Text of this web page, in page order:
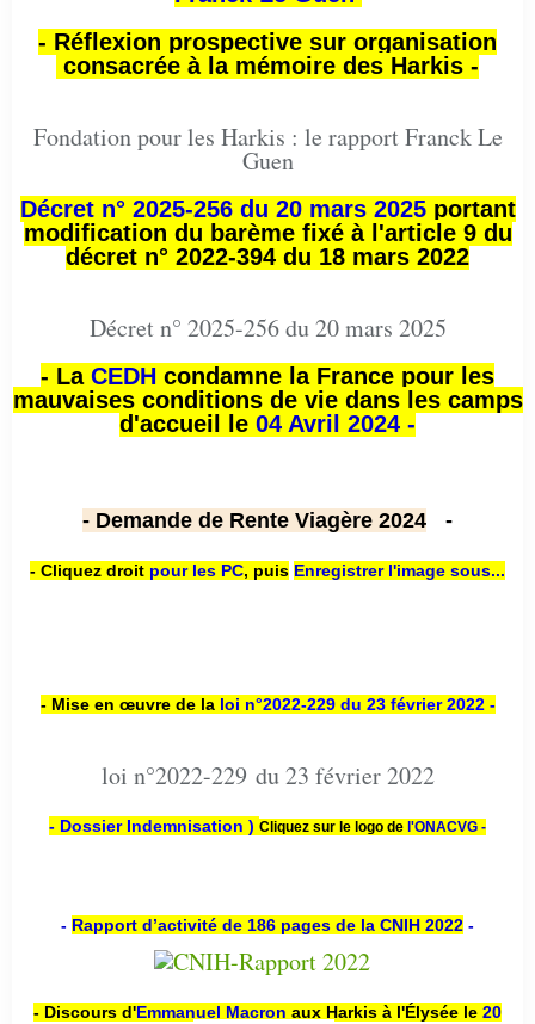
- Réflexion prospective sur organisation
consacrée à la mémoire des Harkis -
Fondation pour les Harkis : le rapport Franck Le
Guen
Décret n° 2025-256 du 20 mars 2025portant
modification du barème fixé à l'article 9 du
décret n° 2022-394 du 18 mars 2022
Décret n° 2025-256 du 20 mars 2025
- La CEDH condamne la France pour les
mauvaises conditions de vie dans les camps
d'accueil le 04 Avril 2024 -
- Demande de Rente Viagère 2024 -
- Cliquez droit pour les PC, puis Enregistrer l'image sous...
- Mise en œuvre de la loi n°2022-229 du 23 février 2022 -
loi n°2022-229 du 23 février 2022
- Dossier Indemnisation ) Cliquez sur le logo de l'ONACVG -
- Rapport d’activité de 186 pages de la CNIH 2022 -
- Discours d'Emmanuel Macron aux Harkis à l'Élysée le 20